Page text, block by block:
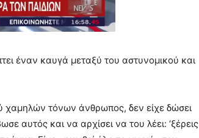
έναν καυγά μεταξύ του αστυνομικού και
χαμηλών τόνων άνθρωπος, δεν είχε δώσει
αυτός και να αρχίσει να του λέει: ‘ξέρεις